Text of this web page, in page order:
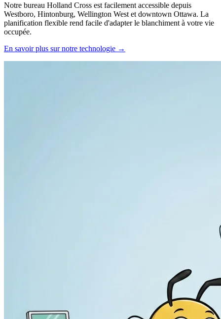
Notre bureau Holland Cross est facilement accessible depuis
Westboro, Hintonburg, Wellington West et downtown Ottawa. La
planification flexible rend facile d'adapter le blanchiment à votre vie
occupée.
En savoir plus sur notre technologie →